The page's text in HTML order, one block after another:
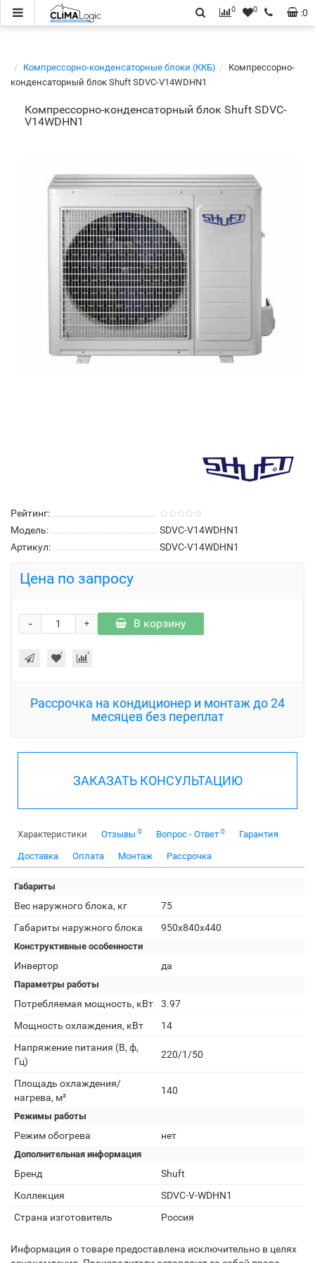
:0
0 0
Компрессорно-конденсаторные блоки (ККБ)
Компрессорно-
конденсаторный блок Shuft SDVC-V14WDHN1
Компрессорно-конденсаторный блок Shuft SDVC-
V14WDHN1
Рейтинг:
Модель:
SDVC-V14WDHN1
Артикул:
SDVC-V14WDHN1
Цена по запросу
+
- В корзину
Рассрочка на кондиционер и монтаж до 24
месяцев без переплат
ЗАКАЗАТЬ КОНСУЛЬТАЦИЮ
Характеристики Отзывы 0 Вопрос - Ответ 0 Гарантия
Доставка Оплата Монтаж Рассрочка
Габариты
Вес наружного блока, кг
75
Габариты наружного блока
950x840x440
Конструктивные особенности
Инвертор да
Параметры работы
Потребляемая мощность, кВт
3.97
Мощность охлаждения, кВт
14
Напряжение питания (В, ф,
Гц)
220/1/50
Площадь охлаждения/
нагрева, м²
140
Режимы работы
Режим обогрева нет
Дополнительная информация
Бренд
Shuft
Коллекция
SDVC-V-WDHN1
Страна изготовитель
Россия
Информация о товаре предоставлена исключительно в целях